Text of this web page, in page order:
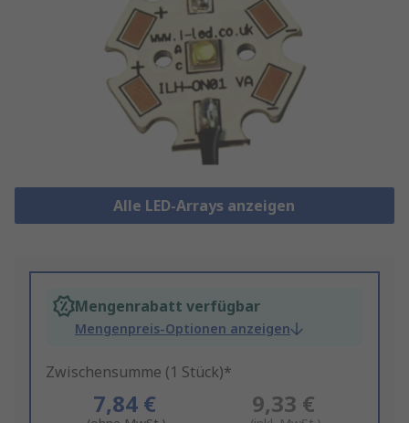
Alle LED-Arrays anzeigen
Mengenrabatt verfügbar
Mengenpreis-Optionen anzeigen
Zwischensumme (1 Stück)*
7,84 € 9,33 €